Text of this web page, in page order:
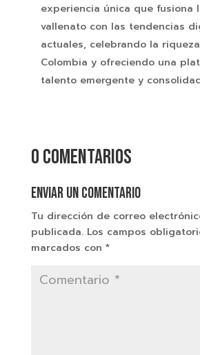
experiencia única que fusiona
vallenato con las tendencias
actuales, celebrando la
Colombia y ofreciendo una
talento emergente y
0 comentarios
Enviar un comentario
Tu dirección de correo
publicada. Los campos
marcados con *